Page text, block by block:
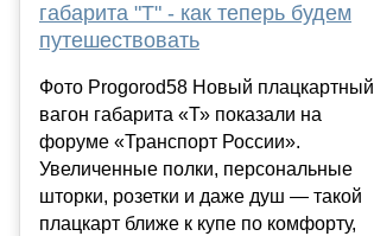
габарита "Т" - как теперь будем
путешествовать
Фото Progorod58 Новый плацкартный
вагон габарита «Т» показали на
форуме «Транспорт России».
Увеличенные полки, персональные
шторки, розетки и даже душ — такой
плацкарт ближе к купе по комфорту,